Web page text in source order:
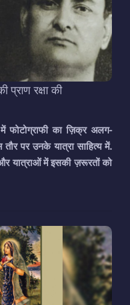
रक्षा की
फोटोग्राफी का ज़िक्र अलग-
पर उनके यात्रा साहित्य में.
यात्राओं में इसकी ज़रूरतों को